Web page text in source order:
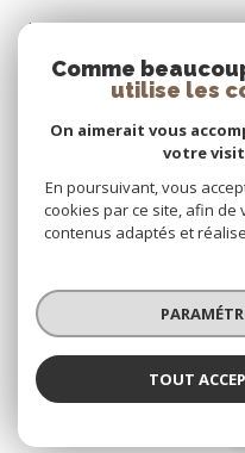
Mentions légales
Cookies
© 2026 | Tous droits réservés
Réalisé par
Comme
utilise les
On aimerait vous
votre
En poursuivant, vous
cookies par ce site, afin de
contenus adaptés et
TOUT